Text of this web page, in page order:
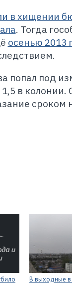
в хищении
. Тогда
осенью 2013
попал под
в
сроком
В выходные в